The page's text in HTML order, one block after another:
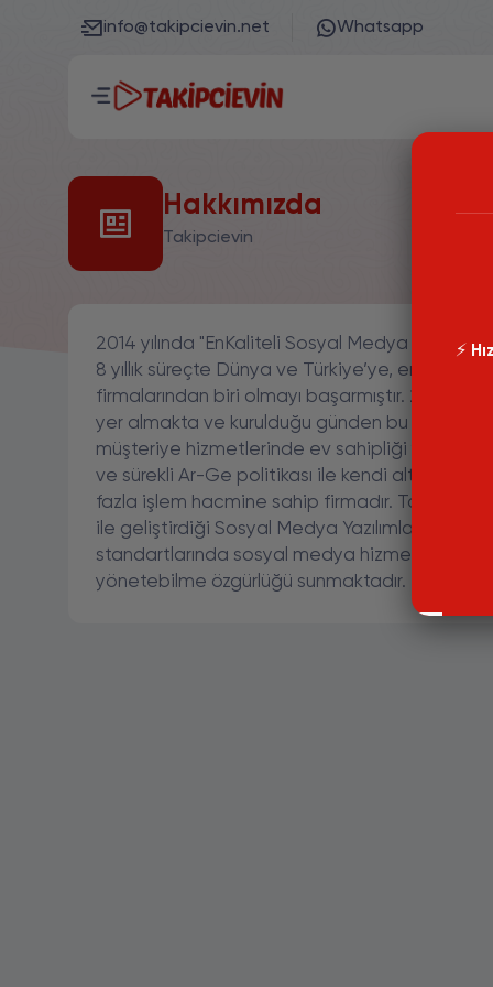
info@takipcievin.net Whatsapp
Hakkımızda
Takipcievin
2014 yılında "EnKaliteli Sosyal Medya
8 yıllık süreçte Dünya ve Türkiye’ye, en
firmalarından biri olmayı başarmıştır. 2014
yer almakta ve kurulduğu günden bu yana 10
müşteriye hizmetlerinde ev sahipliği
ve sürekli Ar-Ge politikası ile kendi altyapı
fazla işlem hacmine sahip firmadır.
ile geliştirdiği Sosyal Medya Yazılımlarına
standartlarında sosyal medya hizmeti ve tüm
yönetebilme özgürlüğü sunmaktadır.
⚡️